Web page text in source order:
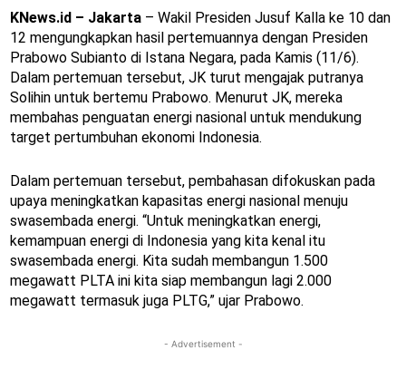
KNews.id – Jakarta – Wakil Presiden Jusuf Kalla ke 10 dan
12 mengungkapkan hasil pertemuannya dengan Presiden
Prabowo Subianto di Istana Negara, pada Kamis (11/6).
Dalam pertemuan tersebut, JK turut mengajak putranya
Solihin untuk bertemu Prabowo. Menurut JK, mereka
membahas penguatan energi nasional untuk mendukung
target pertumbuhan ekonomi Indonesia.
Dalam pertemuan tersebut, pembahasan difokuskan pada
upaya meningkatkan kapasitas energi nasional menuju
swasembada energi. “Untuk meningkatkan energi,
kemampuan energi di Indonesia yang kita kenal itu
swasembada energi. Kita sudah membangun 1.500
megawatt PLTA ini kita siap membangun lagi 2.000
megawatt termasuk juga PLTG,” ujar Prabowo.
- Advertisement -